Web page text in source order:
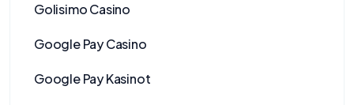
Golisimo Casino
Google Pay Casino
Google Pay Kasinot